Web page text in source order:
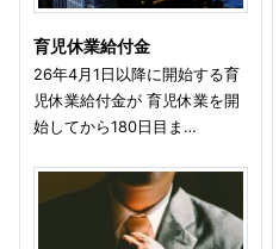
育児休業給付金
26年4月1日以降に開始する育
児休業給付金が 育児休業を開
始してから180日目ま…